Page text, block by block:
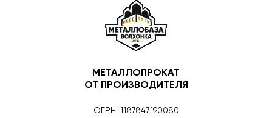
МЕТАЛЛОПРОКАТ
ОТ ПРОИЗВОДИТЕЛЯ
ОГРН: 1187847190080